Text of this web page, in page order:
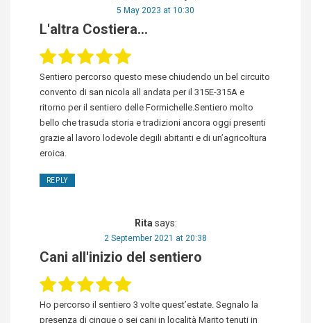
5 May 2023 at 10:30
L'altra Costiera...
Sentiero percorso questo mese chiudendo un bel circuito
convento di san nicola all andata per il 315E-315A e
ritorno per il sentiero delle Formichelle.Sentiero molto
bello che trasuda storia e tradizioni ancora oggi presenti
grazie al lavoro lodevole degili abitanti e di un’agricoltura
eroica.
REPLY
Rita says:
2 September 2021 at 20:38
Cani all'inizio del sentiero
Ho percorso il sentiero 3 volte quest’estate. Segnalo la
presenza di cinque o sei cani in località Marito tenuti in